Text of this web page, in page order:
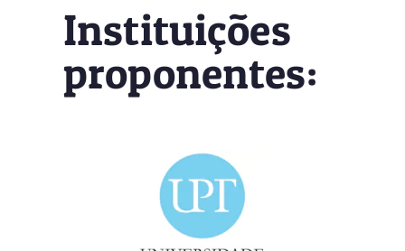
Instituições
proponentes: